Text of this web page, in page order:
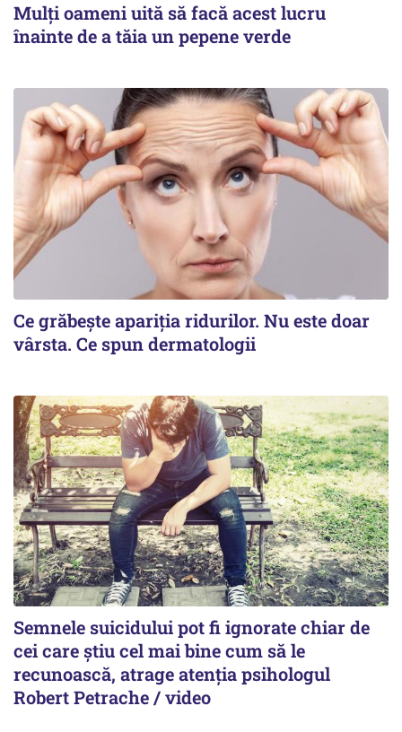
Mulți oameni uită să facă acest lucru
înainte de a tăia un pepene verde
Ce grăbește apariția ridurilor. Nu este doar
vârsta. Ce spun dermatologii
Semnele suicidului pot fi ignorate chiar de
cei care știu cel mai bine cum să le
recunoască, atrage atenția psihologul
Robert Petrache / video